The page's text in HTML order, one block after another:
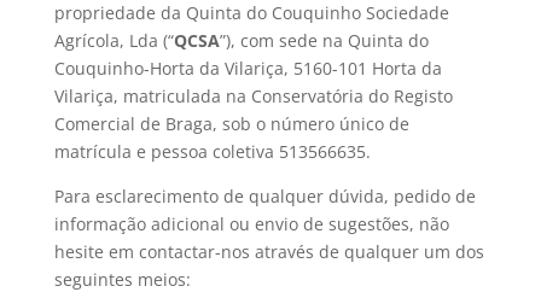
propriedade da Quinta do Couquinho Sociedade
Agrícola, Lda (“QCSA”), com sede na Quinta do
Couquinho-Horta da Vilariça, 5160-101 Horta da
Vilariça, matriculada na Conservatória do Registo
Comercial de Braga, sob o número único de
matrícula e pessoa coletiva 513566635.
Para esclarecimento de qualquer dúvida, pedido de
informação adicional ou envio de sugestões, não
hesite em contactar-nos através de qualquer um dos
seguintes meios: